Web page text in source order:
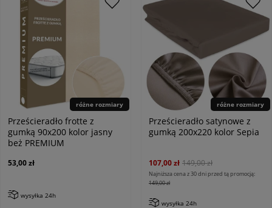
różne rozmiary
Prześcieradło frotte z
gumką 90x200 kolor jasny
beż PREMIUM
53,00 zł
wysyłka 24h
różne rozmiary
Prześcieradło satynowe z
gumką 200x220 kolor Sepia
107,00 zł 149,00 zł
Najniższa cena z 30 dni przed tą promocją:
149,00 zł
wysyłka 24h